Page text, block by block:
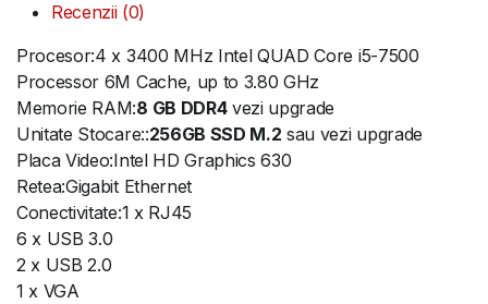
Recenzii (0)
Procesor:4 x 3400 MHz Intel QUAD Core i5-7500
Processor 6M Cache, up to 3.80 GHz
Memorie RAM:8 GB DDR4vezi upgrade
Unitate Stocare::256GB SSD M.2 sau vezi upgrade
Placa Video:Intel HD Graphics 630
Retea:Gigabit Ethernet
Conectivitate:1 x RJ45
6 x USB 3.0
2 x USB 2.0
1 x VGA